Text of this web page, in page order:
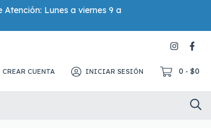
Atención: Lunes a viernes 9 a
CREAR CUENTA INICIAR SESIÓN 0 - $0